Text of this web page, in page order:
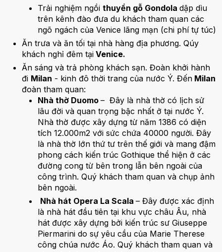
Trải nghiệm ngồi thuyền gỗ Gondola dập dìu
trên kênh đào đưa du khách tham quan các
ngõ ngách của Venice lãng mạn (chi phí tự túc)
Ăn trưa và ăn tối tại nhà hàng địa phương. Qúy
khách nghỉ đêm tại Venice.
Ăn sáng và trả phòng khách sạn. Đoàn khởi hành
đi Milan - kinh đô thời trang của nước Ý. Đến Milan
đoàn tham quan:
Nhà thờ Duomo – Đây là nhà thờ có lịch sử
lâu đời và quan trọng bậc nhất ở tại nước Ý.
Nhà thờ được xây dựng từ năm 1386 có diện
tích 12.000m2 với sức chứa 40000 người. Đây
là nhà thờ lớn thứ tư trên thế giới và mang đậm
phong cách kiến trúc Gothique thể hiện ở các
đường cong từ bên trong lẫn bên ngoài của
công trình. Quý khách tham quan và chụp ảnh
bên ngoài.
Nhà hát Opera La Scala – Đây được xác định
là nhà hát đầu tiên tại khu vực châu Âu, nhà
hát được xây dựng bởi kiến trúc sư Giuseppe
Piermarini do sự yêu cầu của Marie Therese
công chúa nước Áo. Quý khách tham quan và